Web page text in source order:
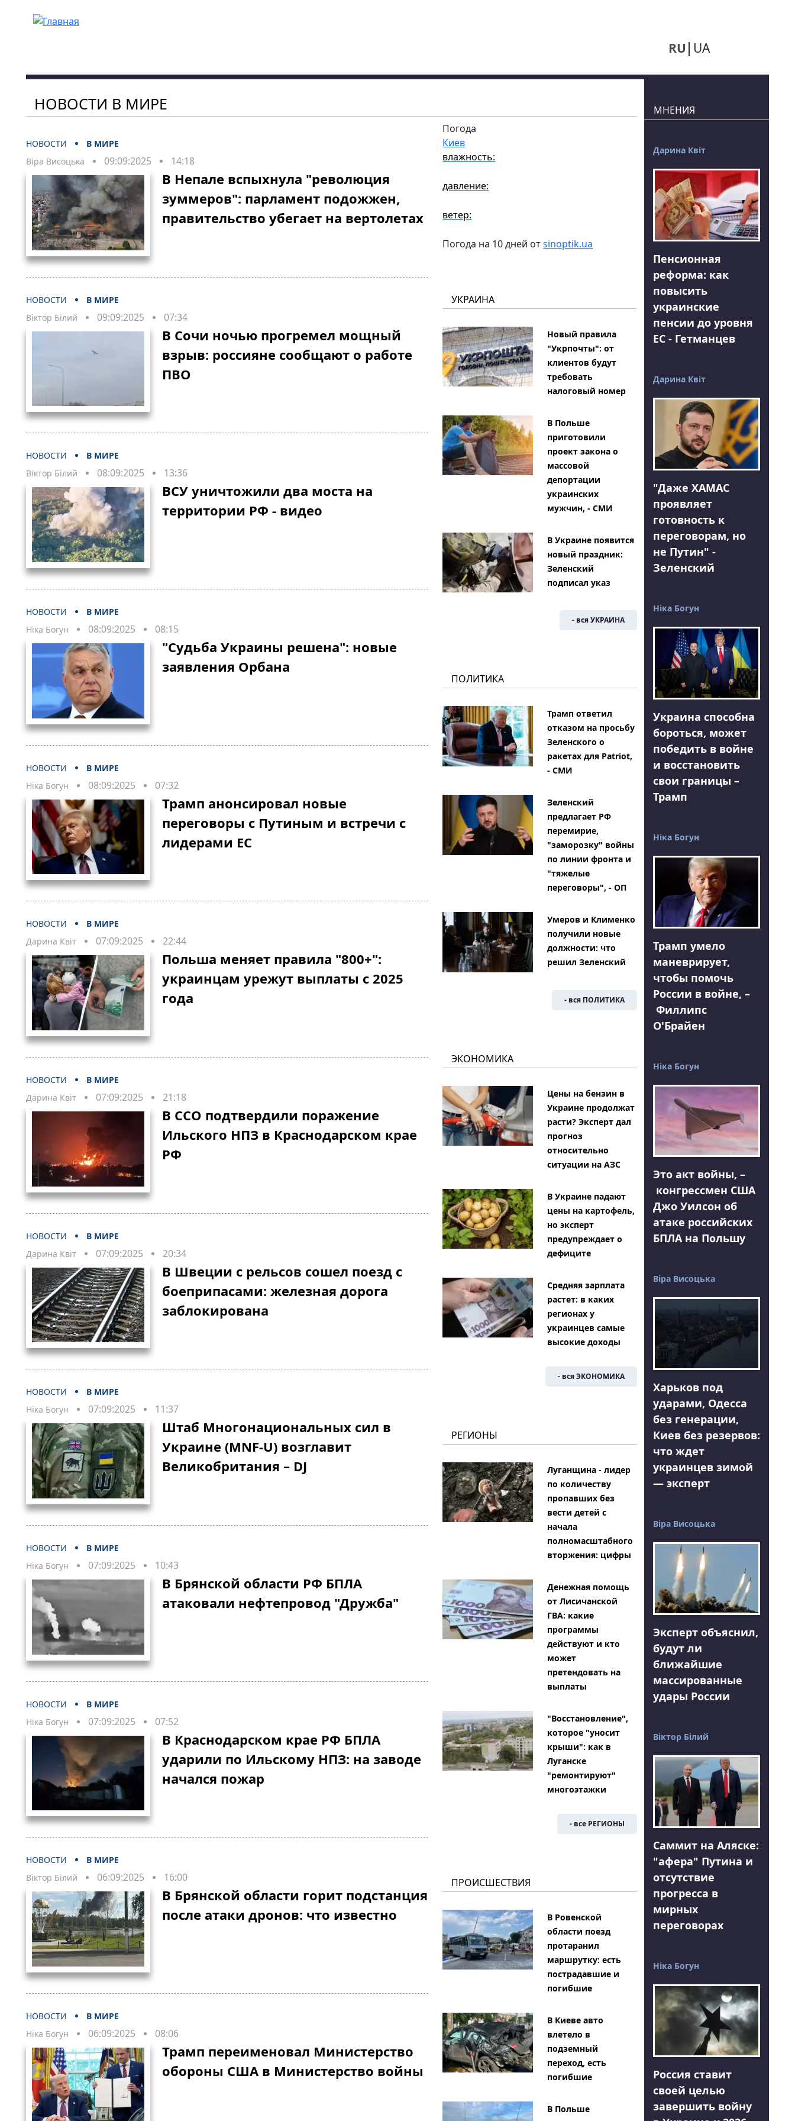
RU UA
НОВОСТИ В МИРЕ
НОВОСТИ
В МИРЕ
Віра Висоцька
09:09:2025 14:18
В Непале вспыхнула "революция
зуммеров": парламент подожжен,
правительство убегает на вертолетах
НОВОСТИ
В МИРЕ
Віктор Білий
09:09:2025 07:34
В Сочи ночью прогремел мощный
взрыв: россияне сообщают о работе
ПВО
НОВОСТИ
В МИРЕ
Віктор Білий
08:09:2025 13:36
ВСУ уничтожили два моста на
территории РФ - видео
НОВОСТИ
В МИРЕ
Ніка Богун
08:09:2025 08:15
"Судьба Украины решена": новые
заявления Орбана
НОВОСТИ
В МИРЕ
Ніка Богун
08:09:2025 07:32
Трамп анонсировал новые
переговоры с Путиным и встречи с
лидерами ЕС
НОВОСТИ
В МИРЕ
Дарина Квіт
07:09:2025 22:44
Польша меняет правила "800+":
украинцам урежут выплаты с 2025
года
НОВОСТИ
В МИРЕ
Дарина Квіт
07:09:2025 21:18
В ССО подтвердили поражение
Ильского НПЗ в Краснодарском крае
РФ
НОВОСТИ
В МИРЕ
Дарина Квіт
07:09:2025 20:34
В Швеции с рельсов сошел поезд с
боеприпасами: железная дорога
заблокирована
НОВОСТИ
В МИРЕ
Ніка Богун
07:09:2025 11:37
Штаб Многонациональных сил в
Украине (MNF-U) возглавит
Великобритания – DJ
НОВОСТИ
В МИРЕ
Ніка Богун
07:09:2025 10:43
В Брянской области РФ БПЛА
атаковали нефтепровод "Дружба"
НОВОСТИ
В МИРЕ
Ніка Богун
07:09:2025 07:52
В Краснодарском крае РФ БПЛА
ударили по Ильскому НПЗ: на заводе
начался пожар
НОВОСТИ
В МИРЕ
Віктор Білий
06:09:2025 16:00
В Брянской области горит подстанция
после атаки дронов: что известно
НОВОСТИ
В МИРЕ
Ніка Богун
06:09:2025 08:06
Трамп переименовал Министерство
обороны США в Министерство войны
Погода
Киев
влажность:
давление:
ветер:
Погода на 10 дней отsinoptik.ua
УКРАИНА
Новый правила
"Укрпочты": от
клиентов будут
требовать
налоговый номер
В Польше
приготовили
проект закона о
массовой
депортации
украинских
мужчин, - СМИ
В Украине появится
новый праздник:
Зеленский
подписал указ
- вся УКРАИНА
ПОЛИТИКА
Трамп ответил
отказом на просьбу
Зеленского о
ракетах для Patriot,
- СМИ
Зеленский
предлагает РФ
перемирие,
"заморозку" войны
по линии фронта и
"тяжелые
переговоры", - ОП
Умеров и Клименко
получили новые
должности: что
решил Зеленский
- вся ПОЛИТИКА
ЭКОНОМИКА
Цены на бензин в
Украине продолжат
расти? Эксперт дал
прогноз
относительно
ситуации на АЗС
В Украине падают
цены на картофель,
но эксперт
предупреждает о
дефиците
Средняя зарплата
растет: в каких
регионах у
украинцев самые
высокие доходы
- вся ЭКОНОМИКА
РЕГИОНЫ
Луганщина - лидер
по количеству
пропавших без
вести детей с
начала
полномасштабного
вторжения: цифры
Денежная помощь
от Лисичанской
ГВА: какие
программы
действуют и кто
может
претендовать на
выплаты
"Восстановление",
которое "уносит
крыши": как в
Луганске
"ремонтируют"
многоэтажки
- все РЕГИОНЫ
ПРОИСШЕСТВИЯ
В Ровенской
области поезд
протаранил
маршрутку: есть
пострадавшие и
погибшие
В Киеве авто
влетело в
подземный
переход, есть
погибшие
В Польше
МНЕНИЯ
Дарина Квіт
Пенсионная
реформа: как
повысить
украинские
пенсии до уровня
ЕС - Гетманцев
Дарина Квіт
"Даже ХАМАС
проявляет
готовность к
переговорам, но
не Путин" -
Зеленский
Ніка Богун
Украина способна
бороться, может
победить в войне
и восстановить
свои границы –
Трамп
Ніка Богун
Трамп умело
маневрирует,
чтобы помочь
России в войне, –
Филлипс
О'Брайен
Ніка Богун
Это акт войны, –
конгрессмен США
Джо Уилсон об
атаке российских
БПЛА на Польшу
Віра Висоцька
Харьков под
ударами, Одесса
без генерации,
Киев без резервов:
что ждет
украинцев зимой
— эксперт
Віра Висоцька
Эксперт объяснил,
будут ли
ближайшие
массированные
удары России
Віктор Білий
Саммит на Аляске:
"афера" Путина и
отсутствие
прогресса в
мирных
переговорах
Ніка Богун
Россия ставит
своей целью
завершить войну